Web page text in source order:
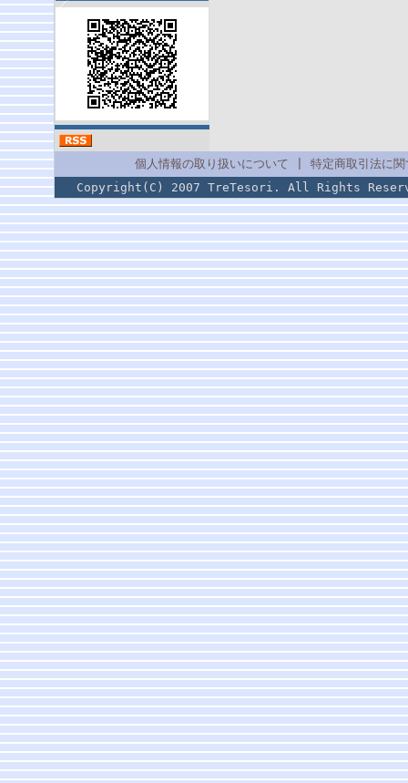
個人情報の取り扱いについて
特定商取引法に関
Copyright(C) 2007 TreTesori. All Rights Reserved 【